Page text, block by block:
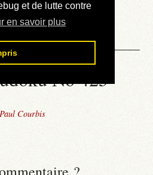
et de lutte contre
en savoir plus
No 425
Paul Courbis